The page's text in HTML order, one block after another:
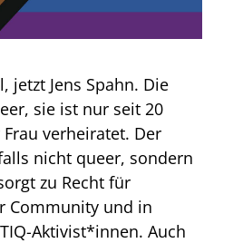
jetzt Jens Spahn. Die
sie ist nur seit 20
verheiratet. Der
nicht queer, sondern
zu Recht für
Community und in
Aktivist*innen. Auch